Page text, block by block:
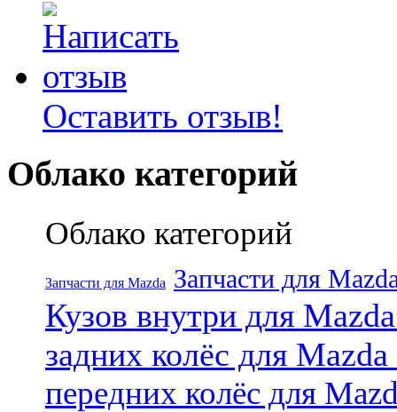
Оставить отзыв!
Облако категорий
Облако категорий
Запчасти для Mazda Запчасти для
Кузов внутри для
задних колёс для
передних колёс для